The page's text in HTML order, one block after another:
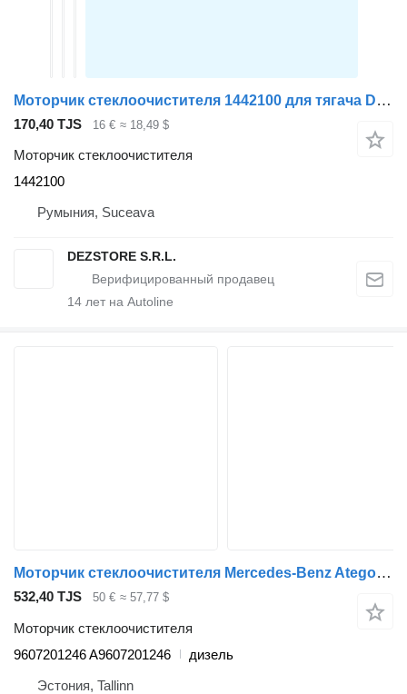
Моторчик стеклоочистителя 1442100 для тягача DAF CF85
170,40 TJS 16 € ≈ 18,49 $
Моторчик стеклоочистителя
1442100
Румыния, Suceava
DEZSTORE S.R.L.
14 лет на Autoline
Моторчик стеклоочистителя Mercedes-Benz Atego 816 (01.98-12.04) 9607201246 для тягача Mercedes-Benz Atego, Atego 2, Atego 3 (1996-)
532,40 TJS 50 € ≈ 57,77 $
Моторчик стеклоочистителя
9607201246 A9607201246
дизель
Эстония, Tallinn